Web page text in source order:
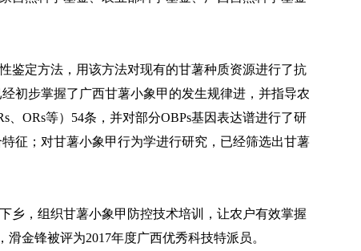
定方法，用该方法对现有的甘薯种质资源进行了抗
初步掌握了广西甘薯小象甲的发生规律进，并指导农
、ORs等）54条，并对部分OBPs基因表达谱进行了研
征；对甘薯小象甲行为学进行研究，已经筛选出甘薯
，组织甘薯小象甲防控技术培训，让农户有效掌握
金锋被评为2017年度广西优秀科技特派员。